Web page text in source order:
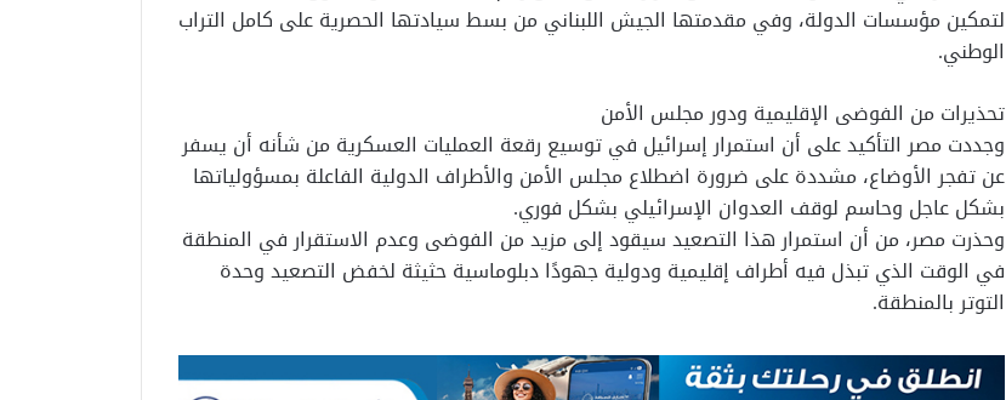
لتمكين مؤسسات الدولة، وفي مقدمتها الجيش اللبناني من بسط سيادتها الحصرية على كامل التراب
الوطني.
تحذيرات من الفوضى الإقليمية ودور مجلس الأمن
وجددت مصر التأكيد على أن استمرار إسرائيل في توسيع رقعة العمليات العسكرية من شأنه أن يسفر
عن تفجر الأوضاع، مشددة على ضرورة اضطلاع مجلس الأمن والأطراف الدولية الفاعلة بمسؤولياتها
بشكل عاجل وحاسم لوقف العدوان الإسرائيلي بشكل فوري.
وحذرت مصر، من أن استمرار هذا التصعيد سيقود إلى مزيد من الفوضى وعدم الاستقرار في المنطقة
في الوقت الذي تبذل فيه أطراف إقليمية ودولية جهودًا دبلوماسية حثيثة لخفض التصعيد وحدة
التوتر بالمنطقة.